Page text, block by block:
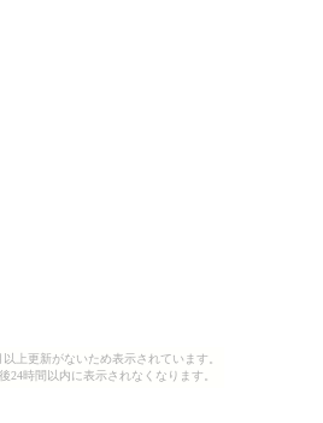
上更新がないため表示されています。
24時間以内に表示されなくなります。